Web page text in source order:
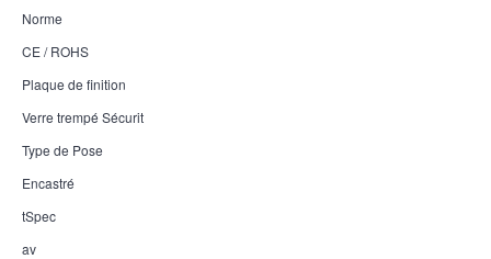
Norme
CE / ROHS
Plaque de finition
Verre trempé Sécurit
Type de Pose
Encastré
tSpec
av